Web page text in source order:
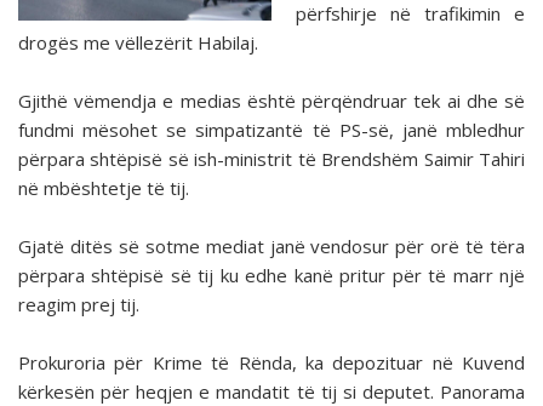
përfshirje në trafikimin e
drogës me vëllezërit Habilaj.
Gjithë vëmendja e medias është përqëndruar tek ai dhe së
fundmi mësohet se simpatizantë të PS-së, janë mbledhur
përpara shtëpisë së ish-ministrit të Brendshëm Saimir Tahiri
në mbështetje të tij.
Gjatë ditës së sotme mediat janë vendosur për orë të tëra
përpara shtëpisë së tij ku edhe kanë pritur për të marr një
reagim prej tij.
Prokuroria për Krime të Rënda, ka depozituar në Kuvend
kërkesën për heqjen e mandatit të tij si deputet. Panorama